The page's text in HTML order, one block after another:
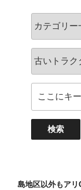
島地区以外もア